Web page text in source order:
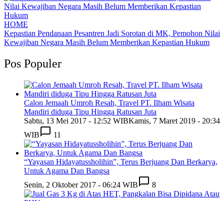
HOME
Kepastian Pendanaan Pesantren Jadi Sorotan di MK, Pemohon Nilai
Kewajiban Negara Masih Belum Memberikan Kepastian Hukum
Pos Populer
Calon Jemaah Umroh Resah, Travel PT. Ilham Wisata
Mandiri diduga Tipu Hingga Ratusan Juta
Sabtu, 13 Mei 2017 - 12:52 WIBKamis, 7 Maret 2019 - 20:34
WIB
11
“Yayasan Hidayatussholihin”, Terus Berjuang Dan Berkarya,
Untuk Agama Dan Bangsa
Senin, 2 Oktober 2017 - 06:24 WIB
8